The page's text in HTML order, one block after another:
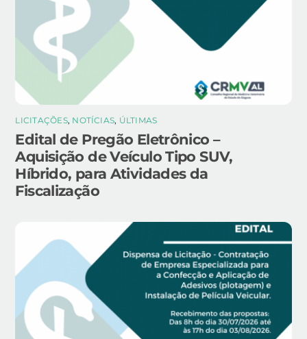
LICITAÇÕES, NOTÍCIAS, ÚLTIMAS
Edital de Pregão Eletrônico –
Aquisição de Veículo Tipo SUV,
Híbrido, para Atividades da
Fiscalização